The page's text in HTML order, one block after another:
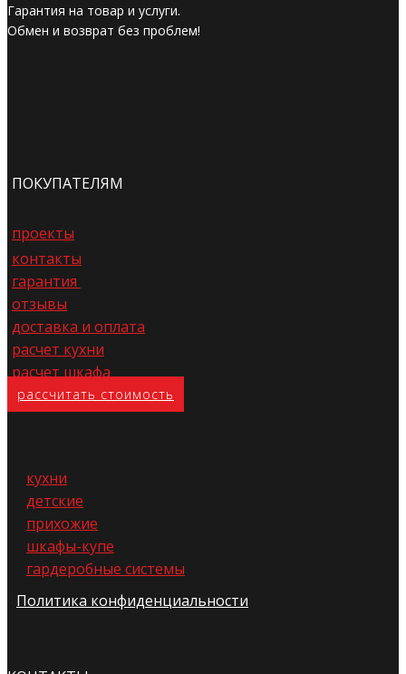
Гарантия на товар и услуги.
Обмен и возврат без проблем!
ПОКУПАТЕЛЯМ
проекты
контакты
гарантия
отзывы
доставка и оплата
расчет кухни
расчет шкафа
расс​читать стоимость
кухни
детские
прихожие
шкафы-купе
гардеробные системы
Политика конфиденциальности